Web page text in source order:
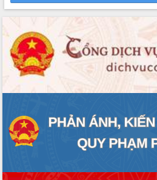
UBND CÁC XÃ, PHƯỜNG
THÔNG TIN CHỈ ĐẠO ĐIỀU HÀNH
HỆ THỐNG VĂN BẢN
VĂN BẢN HĐND TỈNH
QUY HOẠCH - KẾ HOẠCH